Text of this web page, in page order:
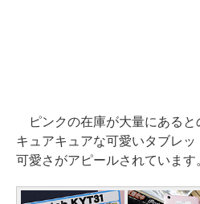
ピンクの在庫が大量にあると
キュアキュアな可愛いタブレ
可愛さがアピールされています